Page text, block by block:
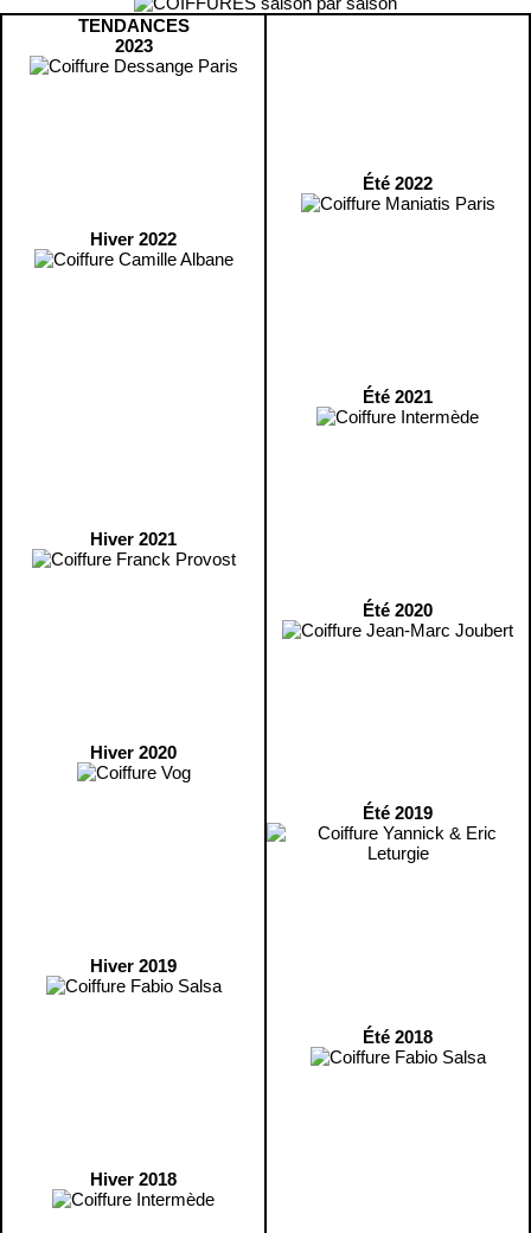
TENDANCES
2023
Hiver 2022
Hiver 2021
Hiver 2020
Hiver 2019
Hiver 2018
Été 2022
Été 2021
Été 2020
Été 2019
Été 2018